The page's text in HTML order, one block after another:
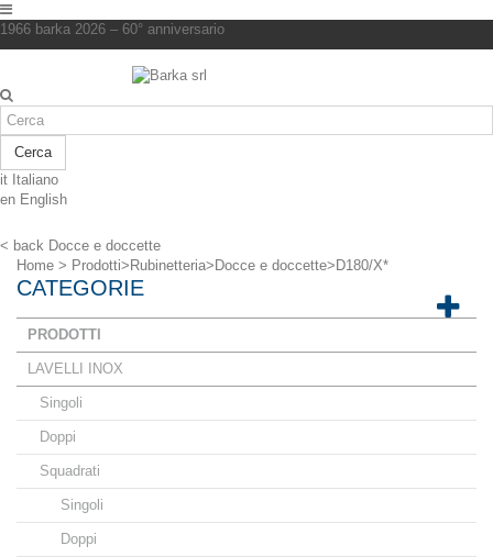
1966 barka 2026 – 60° anniversario
Cerca
it Italiano
en English
< back Docce e doccette
Home > Prodotti> Rubinetteria> Docce e doccette> D180/X*
CATEGORIE
PRODOTTI
LAVELLI INOX
Singoli
Doppi
Squadrati
Singoli
Doppi